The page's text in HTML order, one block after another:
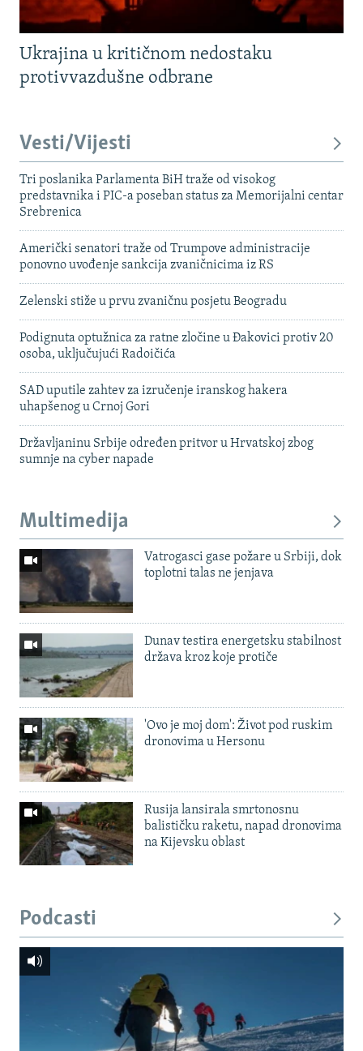
Ukrajina u kritičnom nedostaku
protivvazdušne odbrane
Vesti/Vijesti
Tri poslanika Parlamenta BiH traže od visokog
predstavnika i PIC-a poseban status za Memorijalni centar
Srebrenica
Američki senatori traže od Trumpove administracije
ponovno uvođenje sankcija zvaničnicima iz RS
Zelenski stiže u prvu zvaničnu posjetu Beogradu
Podignuta optužnica za ratne zločine u Đakovici protiv 20
osoba, uključujući Radoičića
SAD uputile zahtev za izručenje iranskog hakera
uhapšenog u Crnoj Gori
Državljaninu Srbije određen pritvor u Hrvatskoj zbog
sumnje na cyber napade
Multimedija
Vatrogasci gase požare u Srbiji, dok
toplotni talas ne jenjava
Dunav testira energetsku stabilnost
država kroz koje protiče
'Ovo je moj dom': Život pod ruskim
dronovima u Hersonu
Rusija lansirala smrtonosnu
balističku raketu, napad dronovima
na Kijevsku oblast
Podcasti